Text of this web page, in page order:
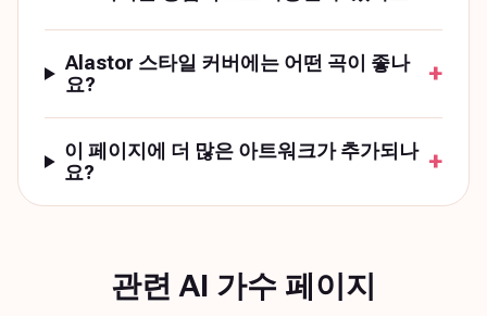
Alastor 스타일 커버에는 어떤 곡이 좋나
요?
+
이 페이지에 더 많은 아트워크가 추가되나
요?
+
관련 AI 가수 페이지